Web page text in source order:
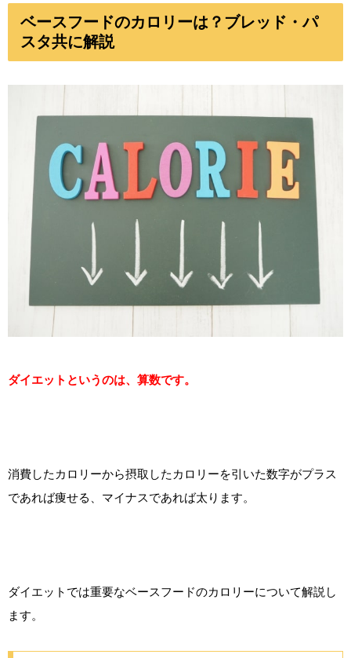
ベースフードのカロリーは？ブレッド・パ
スタ共に解説
ダイエットというのは、算数です。
消費したカロリーから摂取したカロリーを引いた数字がプラス
であれば痩せる、マイナスであれば太ります。
ダイエットでは重要なベースフードのカロリーについて解説し
ます。